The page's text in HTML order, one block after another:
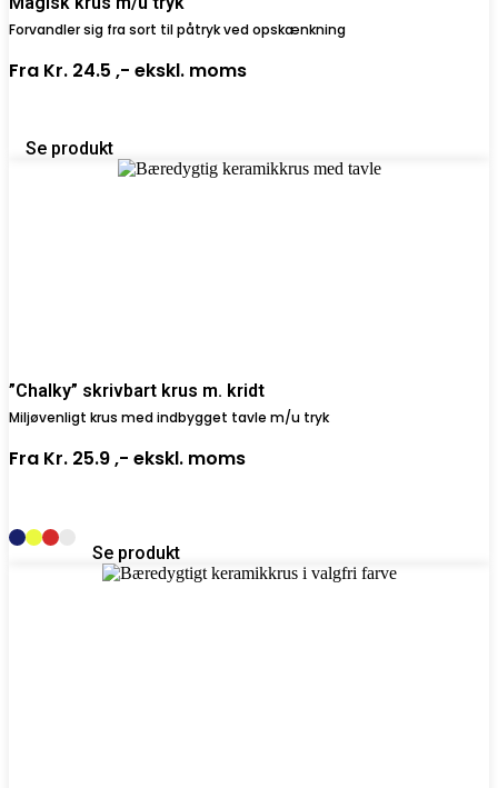
Forvandler sig fra sort til påtryk ved opskænkning
Fra Kr. 24.5 ,- ekskl. moms
Se produkt
”Chalky” skrivbart krus m. kridt
Miljøvenligt krus med indbygget tavle m/u tryk
Fra Kr. 25.9 ,- ekskl. moms
Se produkt